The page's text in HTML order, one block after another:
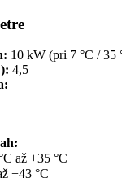
10 kW (pri 7 °C / 35
4,5
až +35 °C
+43 °C